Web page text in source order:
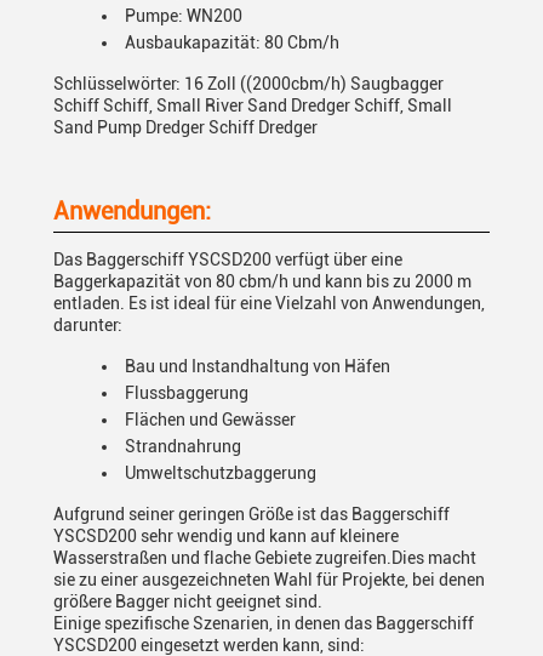
Pumpe: WN200
Ausbaukapazität: 80 Cbm/h
Schlüsselwörter: 16 Zoll ((2000cbm/h) Saugbagger
Schiff Schiff, Small River Sand Dredger Schiff, Small
Sand Pump Dredger Schiff Dredger
Anwendungen:
Das Baggerschiff YSCSD200 verfügt über eine
Baggerkapazität von 80 cbm/h und kann bis zu 2000 m
entladen. Es ist ideal für eine Vielzahl von Anwendungen,
darunter:
Bau und Instandhaltung von Häfen
Flussbaggerung
Flächen und Gewässer
Strandnahrung
Umweltschutzbaggerung
Aufgrund seiner geringen Größe ist das Baggerschiff
YSCSD200 sehr wendig und kann auf kleinere
Wasserstraßen und flache Gebiete zugreifen.Dies macht
sie zu einer ausgezeichneten Wahl für Projekte, bei denen
größere Bagger nicht geeignet sind.
Einige spezifische Szenarien, in denen das Baggerschiff
YSCSD200 eingesetzt werden kann, sind: